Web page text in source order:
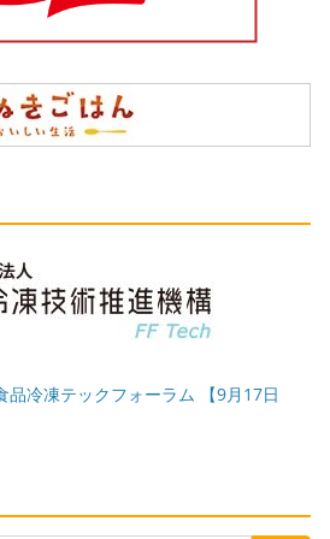
品冷凍テックフォーラム 【9月17日